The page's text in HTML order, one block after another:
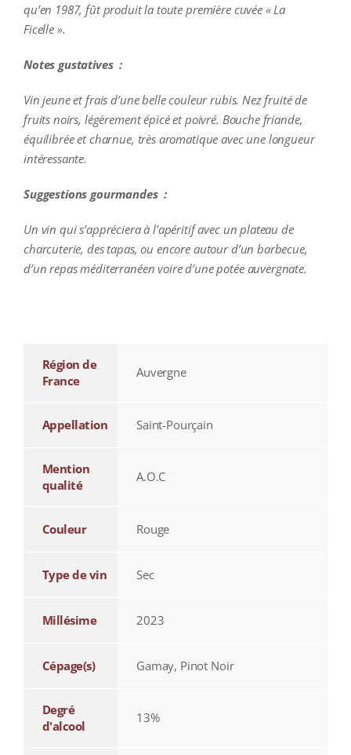
qu’en 1987,fût produit la toute première cuvée « La
Ficelle ».
Notes gustatives :
Vin jeune et frais d’une belle couleur rubis. Nez fruité de
fruits noirs, légèrement épicé et poivré. Bouche friande,
équilibrée et charnue, très aromatique avec une longueur
intéressante.
Suggestions gourmandes :
Un vin qui s’appréciera à l’apéritif avec un plateau de
charcuterie, des tapas, ou encore autour d’un barbecue,
d’un repas méditerranéen voire d’une potée auvergnate.
Région de
France
Auvergne
Appellation Saint-Pourçain
Mention
qualité
A.O.C
Couleur Rouge
Type de vin Sec
Millésime 2023
Cépage(s) Gamay, Pinot Noir
Degré
d'alcool
13%